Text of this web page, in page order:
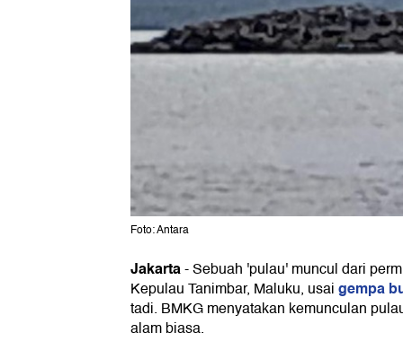
Foto: Antara
Jakarta-Sebuah 'pulau' muncul dari
Kepulau Tanimbar, Maluku, usaigempa
tadi. BMKG menyatakan kemunculan
alam biasa.